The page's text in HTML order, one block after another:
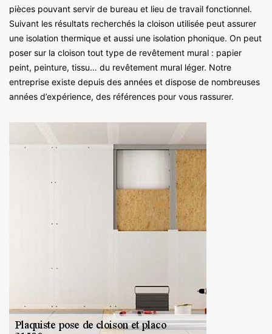
pièces pouvant servir de bureau et lieu de travail fonctionnel.
Suivant les résultats recherchés la cloison utilisée peut assurer
une isolation thermique et aussi une isolation phonique. On peut
poser sur la cloison tout type de revêtement mural : papier
peint, peinture, tissu… du revêtement mural léger. Notre
entreprise existe depuis des années et dispose de nombreuses
années d’expérience, des références pour vous rassurer.